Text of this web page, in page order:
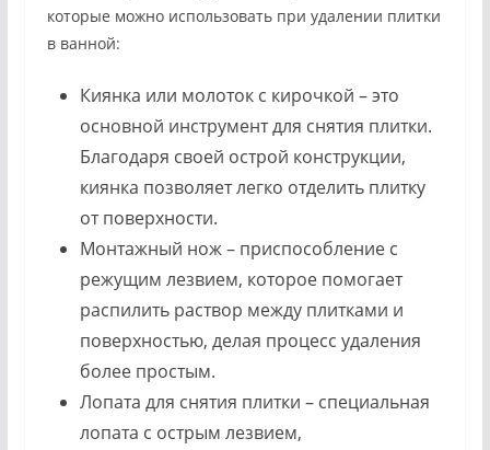
которые можно использовать при удалении плитки
в ванной:
Киянка или молоток с кирочкой – это
основной инструмент для снятия плитки.
Благодаря своей острой конструкции,
киянка позволяет легко отделить плитку
от поверхности.
Монтажный нож – приспособление с
режущим лезвием, которое помогает
распилить раствор между плитками и
поверхностью, делая процесс удаления
более простым.
Лопата для снятия плитки – специальная
лопата с острым лезвием,